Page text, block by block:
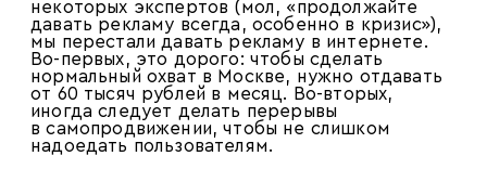
некоторых экспертов (мол, «продолжайте
давать рекламу всегда, особенно в кризис»),
мы перестали давать рекламу в интернете.
Во-первых, это дорого: чтобы сделать
нормальный охват в Москве, нужно отдавать
от 60 тысяч рублей в месяц. Во-вторых,
иногда следует делать перерывы
в самопродвижении, чтобы не слишком
надоедать пользователям.